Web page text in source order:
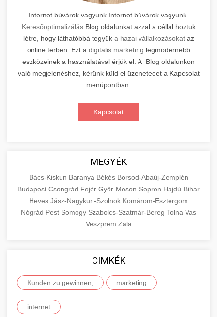
Internet búvárok vagyunk.Internet búvárok vagyunk.
KeresőoptimalizálásBlog oldalunkat azzal a céllal hoztuk
létre, hogy láthatóbbá tegyük a hazai vállalkozásokataz
online térben. Ezt a digitális marketing legmodernebb
eszközeinek a használatával érjük el. A Blog oldalunkon
való megjelenéshez, kérünk küld el üzenetedet a Kapcsolat
menüpontban.
Kapcsolat
MEGYÉK
Bács-Kiskun Baranya Békés Borsod-Abaúj-Zemplén
Budapest Csongrád Fejér Győr-Moson-Sopron Hajdú-Bihar
Heves Jász-Nagykun-Szolnok Komárom-Esztergom
Nógrád Pest Somogy Szabolcs-Szatmár-Bereg Tolna Vas
Veszprém Zala
CIMKÉK
Kunden zu gewinnen, marketing
internet